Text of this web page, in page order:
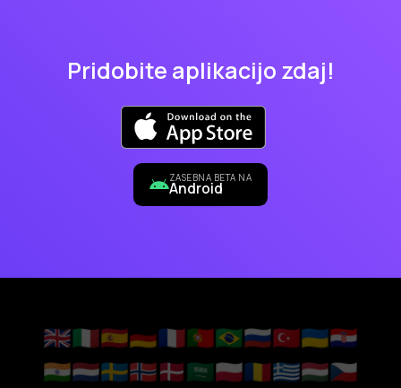
Pridobite aplikacijo zdaj!
ZASEBNA BETA NA
Android
🇬🇧🇮🇹🇪🇸🇩🇪🇫🇷🇵🇹🇧🇷🇷🇺🇹🇷🇺🇦🇭🇷
🇮🇳🇳🇱🇸🇪🇳🇴🇩🇰🇸🇦🇵🇱🇷🇴🇬🇷🇭🇺🇨🇿